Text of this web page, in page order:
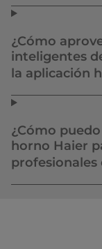
¿Cómo
inteligentes
la aplicación
¿Cómo
horno Haier
profesionales